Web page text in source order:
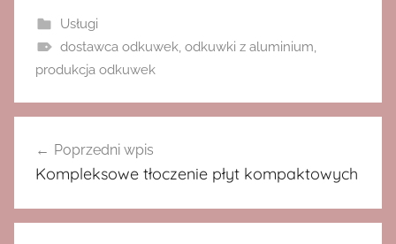
Usługi
dostawca odkuwek, odkuwki z aluminium
produkcja odkuwek
wpisu
Poprzedni wpis
Kompleksowe tłoczenie płyt kompaktowych